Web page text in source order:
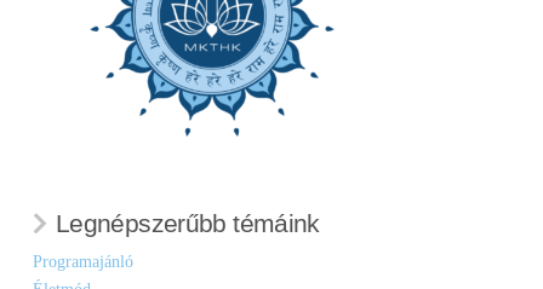
Legnépszerűbb témáink
Programajánló